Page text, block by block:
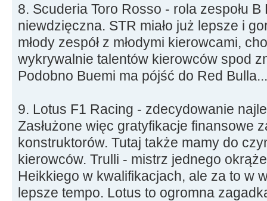
8. Scuderia Toro Rosso - rola zespołu
niewdzięczna. STR miało już lepsze i
młody zespół z młodymi kierowcami,
wykrywalnie talentów kierowców spod
Podobno Buemi ma pójść do Red Bulla...
9. Lotus F1 Racing - zdecydowanie
Zasłużone więc gratyfikacje finansowe
konstruktorów. Tutaj także mamy do
kierowców. Trulli - mistrz jednego
Heikkiego w kwalifikacjach, ale za to w
lepsze tempo. Lotus to ogromna